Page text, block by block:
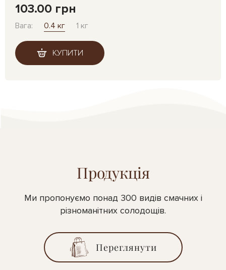
103.00 грн
Вага: 0.4 кг 1 кг
КУПИТИ
Продукція
Ми пропонуємо понад 300 видів смачних і
різноманітних солодощів.
Переглянути